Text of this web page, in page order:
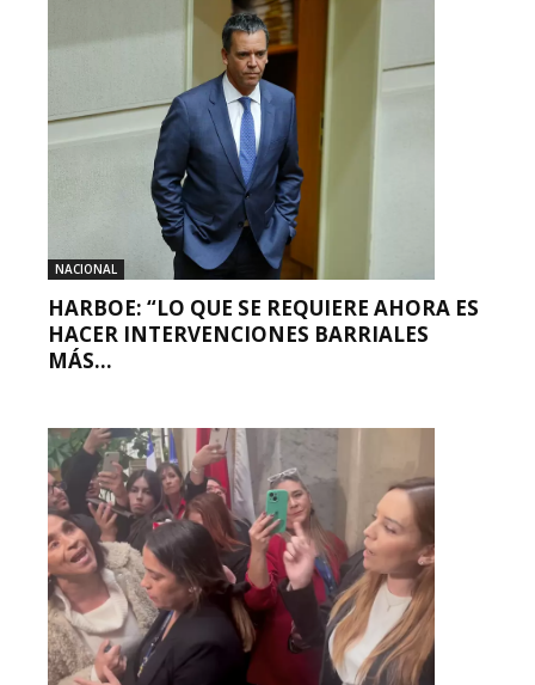
NACIONAL
HARBOE: “LO QUE SE REQUIERE AHORA ES
HACER INTERVENCIONES BARRIALES
MÁS...